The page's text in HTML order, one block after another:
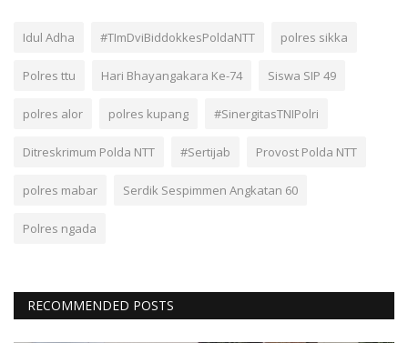
Idul Adha #TImDviBiddokkesPoldaNTT polres sikka
Polres ttu Hari Bhayangakara Ke-74 Siswa SIP 49
polres alor polres kupang #SinergitasTNIPolri
Ditreskrimum Polda NTT #Sertijab Provost Polda NTT
polres mabar Serdik Sespimmen Angkatan 60
Polres ngada
RECOMMENDED POSTS